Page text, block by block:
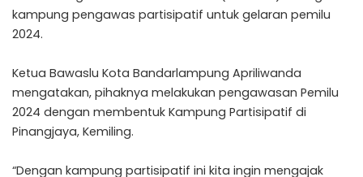
kampung pengawas partisipatif untuk gelaran pemilu
2024.
Ketua Bawaslu Kota Bandarlampung Apriliwanda
mengatakan, pihaknya melakukan pengawasan Pemilu
2024 dengan membentuk Kampung Partisipatif di
Pinangjaya, Kemiling.
“Dengan kampung partisipatif ini kita ingin mengajak